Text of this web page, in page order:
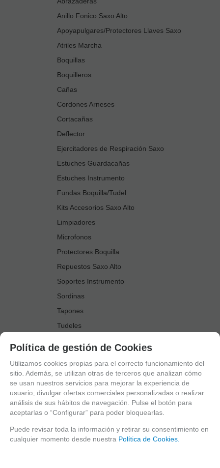
Anillo Fonico Saxo Alto
Apoyapulgares/Protectores Llaves Saxo
Atriles Marcha
Boquillas
Boquilleros
Cañas
Cordones Arneses
Cortacañas
Deflector
Ejercitadores de Respiración Saxo
Estuches Guardacañas
Estuches Instrumento
Fundas Boquilla/Tudel
Kits Accesorios Saxo Alto
Limpiadores
Microfonos
Protectores Boquilla
Repuestos Saxo Alto
Soportes Instrumento
Sordinas
Tapones
Tudeles
Accesorios Saxo Tenor
Abrazaderas
Anillo Fonico Saxo Tenor
Atriles Marcha
Boquillas
Boquilleros
Cañas
Política de gestión de Cookies
Utilizamos cookies propias para el correcto funcionamiento del
sitio. Además, se utilizan otras de terceros que analizan cómo
se usan nuestros servicios para mejorar la experiencia de
usuario, divulgar ofertas comerciales personalizadas o realizar
análisis de sus hábitos de navegación. Pulse el botón para
aceptarlas o “Configurar” para poder bloquearlas.
Puede revisar toda la información y retirar su consentimiento en
cualquier momento desde nuestra Política de Cookies.